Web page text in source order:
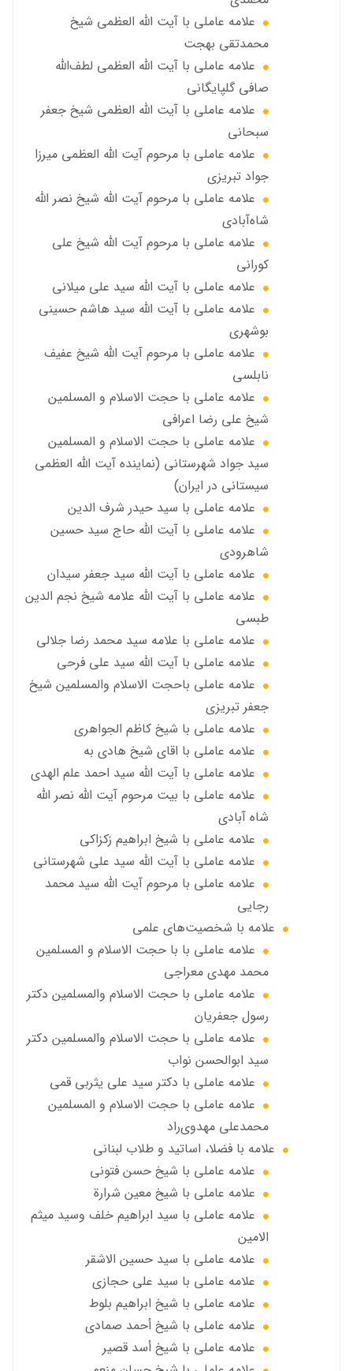
علامه عاملی با آيت الله العظمى شيخ
محمدتقی بهجت
علامه عاملي با آیت الله العظمی لطف‌الله
صافی گلپایگانی
علامه عاملی با آيت الله العظمى شيخ جعفر
سبحاني
علامه عاملی با مرحوم آيت الله العظمى ميرزا
جواد تبريزي
علامه عاملی با مرحوم آيت الله شيخ نصر الله
شاه‌آبادي
علامه عاملی با مرحوم آيت الله شيخ علي
كوراني
علامه عاملی با آیت الله سيد علي ميلاني
علامه عاملی با آيت الله سید هاشم حسینی
بوشهری
علامه عاملی با مرحوم آيت الله شيخ عفيف
نابلسي
علامه عاملي با حجت الاسلام و المسلمین
شیخ علی رضا اعرافی
علامه عاملي با حجت الاسلام و المسلمین
سید جواد شهرستانی (نماینده آیت الله العظمى
سیستانی در ایران)
علامه عاملي با سيد حیدر شرف الدين
علامه عاملي با آیت‌ الله حاج سید حسین
شاهرودی
علامه عاملي با آیت الله سید جعفر سيدان
علامه عاملي با آیت الله علامه شيخ نجم الدين
طبسي
علامه عاملي با علامه سيد محمد رضا جلالي
علامه عاملي با آيت الله سید علی فرحی
علامه عاملي باحجت الاسلام والمسلمين شیخ
جعفر تبریزی
علامه عاملی با شيخ كاظم الجواهري
علامه عاملي با اقای شیخ هادی به
علامه عاملي با آیت الله سید احمد علم الهدی
علامه عاملي با بيت مرحوم آيت الله نصر الله
شاه آبادی
علامه عاملي با شیخ ابراهیم زکزاکی
علامه عاملي با آيت الله سید علی شهرستانی
علامه عاملي با مرحوم آیت الله سید محمد
رجایی
علامه با شخصیت‌های علمی
علامه عاملي با با حجت الاسلام و المسلمین
محمد مهدی معراجی
علامه عاملي با حجت الاسلام والمسلمين دکتر
رسول جعفریان
علامه عاملي با حجت الاسلام والمسلمين دکتر
سید ابوالحسن نواب
علامه عاملي با دكتر سيد علي يثربي قمي
علامه عاملي با حجت الاسلام و المسلمین
محمدعلی مهدوی‌راد
علامه با فضلا، اساتید و طلاب لبنانی
علامه عاملي با شيخ حسن فتوني
علامه عاملي با شيخ معين شرارة
علامه عاملي با سید ابراهیم خلف وسید میثم
الامين
علامه عاملي با سيد حسين الاشقر
علامه عاملي با سيد علي حجازي
علامه عاملي با شيخ ابراهيم بلوط
علامه عاملي با شيخ أحمد صمادي
علامه عاملي با شيخ أسد قصير